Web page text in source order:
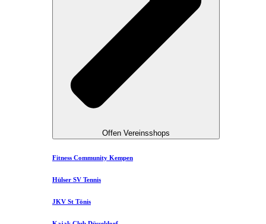
Offen Vereinsshops
Fitness Community Kempen
Hülser SV Tennis
JKV St Tönis